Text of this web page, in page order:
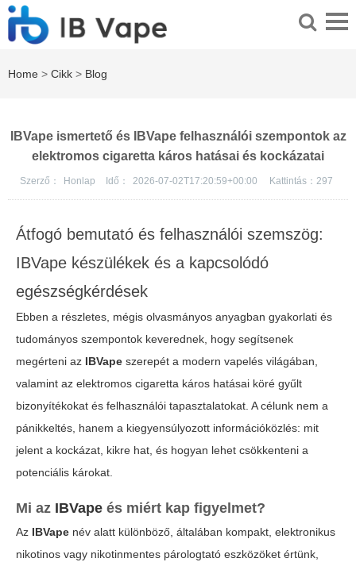
Home > Cikk > Blog
IBVape ismertető és IBVape felhasználói szempontok az
elektromos cigaretta káros hatásai és kockázatai
Szerző： Honlap Idő： 2026-07-02T17:20:59+00:00 Kattintás： 297
Átfogó bemutató és felhasználói szemszög:
IBVape készülékek és a kapcsolódó
egészségkérdések
Ebben a részletes, mégis olvasmányos anyagban gyakorlati és
tudományos szempontok keverednek, hogy segítsenek
megérteni az IBVape szerepét a modern vapelés világában,
valamint az elektromos cigaretta káros hatásai köré gyűlt
bizonyítékokat és felhasználói tapasztalatokat. A célunk nem a
pánikkeltés, hanem a kiegyensúlyozott információközlés: mit
jelent a kockázat, kikre hat, és hogyan lehet csökkenteni a
potenciális károkat.
Mi az IBVape és miért kap figyelmet?
Az IBVape név alatt különböző, általában kompakt, elektronikus
nikotinos vagy nikotinmentes párologtató eszközöket értünk,